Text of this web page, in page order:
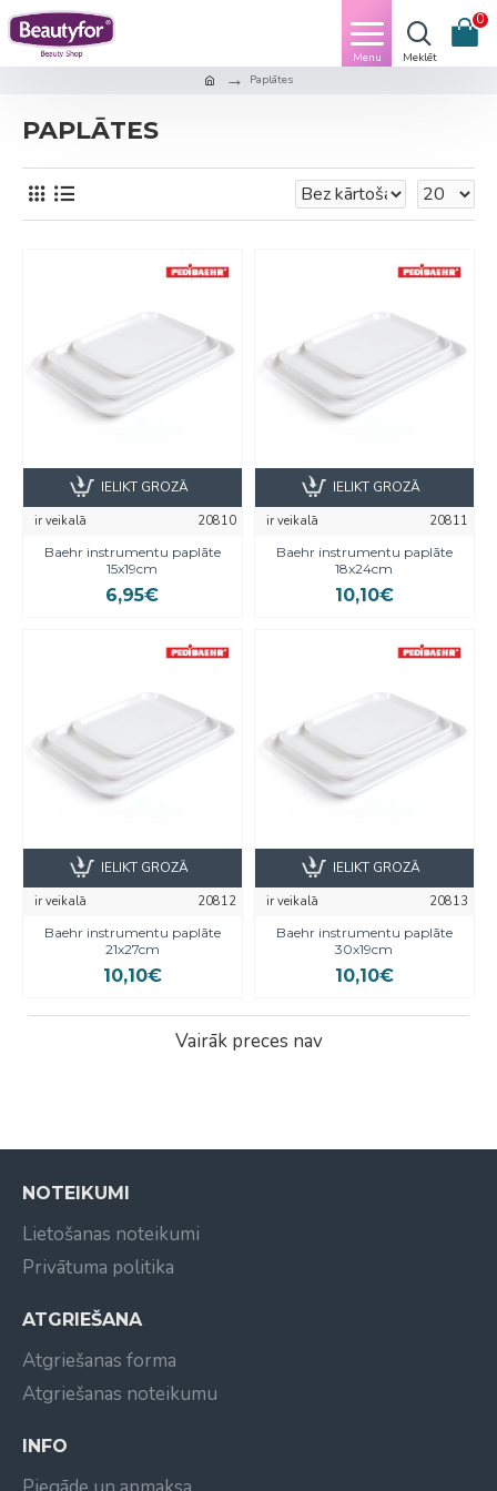
0
Paplātes
PAPLĀTES
ir veikalā
20810
Baehr instrumentu paplāte
15x19cm
6,95€
IELIKT GROZĀ
ir veikalā
20811
Baehr instrumentu paplāte
18x24cm
10,10€
IELIKT GROZĀ
ir veikalā
20812
Baehr instrumentu paplāte
21x27cm
10,10€
IELIKT GROZĀ
ir veikalā
20813
Baehr instrumentu paplāte
30x19cm
10,10€
IELIKT GROZĀ
Vairāk preces nav
NOTEIKUMI
Lietošanas noteikumi
Privātuma politika
ATGRIEŠANA
Atgriešanas forma
Atgriešanas noteikumu
INFO